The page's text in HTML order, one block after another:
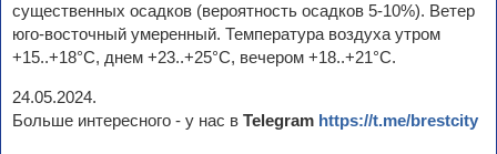
существенных осадков (вероятность осадков 5-10%). Ветер
юго-восточный умеренный. Температура воздуха утром
+15..+18°С, днем +23..+25°С, вечером +18..+21°С.
24.05.2024.
Больше интересного - у нас в Telegram https://t.me/brestcity